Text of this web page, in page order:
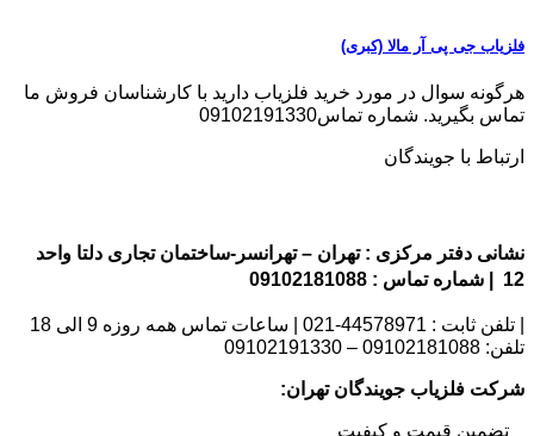
فلزیاب جی پی آر مالا (کبری)
هرگونه سوال در مورد خرید فلزیاب دارید با کارشناسان فروش ما
تماس بگیرید. شماره تماس09102191330
ارتباط با جویندگان
نشانی دفتر مرکزی : تهران – تهرانسر-ساختمان تجاری دلتا واحد
12 | شماره تماس : 09102181088
| تلفن ثابت : 44578971-021 | ساعات تماس همه روزه 9 الی 18
تلفن: 09102181088 – 09102191330
شرکت فلزیاب جویندگان تهران:
_ تضمین قیمت و کیفیت